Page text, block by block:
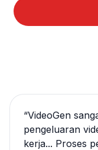
“VideoGen
pengeluaran
kerja... Proses